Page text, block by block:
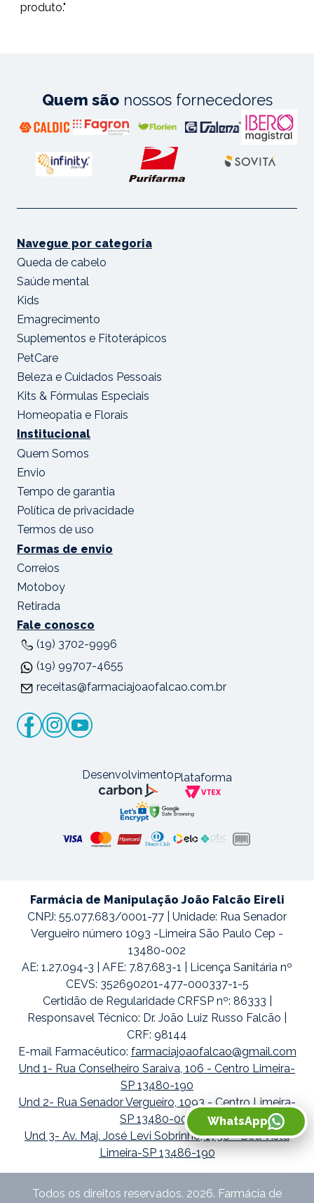
produto."
Quem sãonossos fornecedores
Navegue por categoria
Queda de cabelo
Saúde mental
Kids
Emagrecimento
Suplementos e Fitoterápicos
PetCare
Beleza e Cuidados Pessoais
Kits & Fórmulas Especiais
Homeopatia e Florais
Institucional
Quem Somos
Envio
Tempo de garantia
Política de privacidade
Termos de uso
Formas de envio
Correios
Motoboy
Retirada
Fale conosco
(19) 3702-9996
(19) 99707-4655
receitas@farmaciajoaofalcao.com.br
DesenvolvimentoPlataforma
Farmácia de Manipulação João Falcão Eireli
CNPJ: 55.077.683/0001-77 | Unidade: Rua Senador
Vergueiro número 1093 -Limeira São Paulo Cep -
13480-002
AE: 1.27.094-3 | AFE: 7.87.683-1 | Licença Sanitária nº
CEVS: 352690201-477-000337-1-5
Certidão de Regularidade CRFSP nº: 86333 |
Responsavel Técnico: Dr. João Luiz Russo Falcão |
CRF: 98144
E-mail Farmacêutico: farmaciajoaofalcao@gmail.com
Und 1- Rua Conselheiro Saraiva, 106 - Centro Limeira-
SP 13480-190
Und 2- Rua Senador Vergueiro, 1093 - Centro Limeira-
SP 13480-002
Und 3- Av. Maj. José Levi Sobrinho, 1738 - Boa Vista
Limeira-SP 13486-190
Todos os direitos reservados. 2026. Farmácia de
WhatsApp